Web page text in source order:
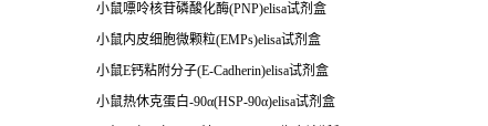
小鼠嘌呤核苷磷酸化酶(PNP)elisa试剂盒
小鼠内皮细胞微颗粒(EMPs)elisa试剂盒
小鼠E钙粘附分子(E-Cadherin)elisa试剂盒
小鼠热休克蛋白-90α(HSP-90α)elisa试剂盒